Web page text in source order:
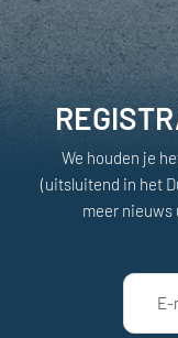
We houden je
(uitsluitend in het
meer nieuws
E-